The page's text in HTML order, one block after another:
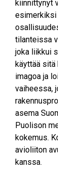
kiinnittynyt
esimerkiksi
tilanteissa
joka liikkui
käyttää
imagoa ja
vaiheessa,
asema
Puolison
kokemus.
avioliiton
kanssa.